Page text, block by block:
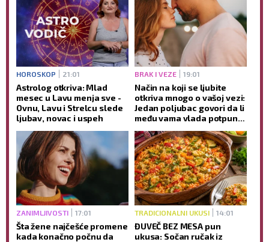
HOROSKOP 21:01
Astrolog otkriva: Mlad
mesec u Lavu menja sve -
Ovnu, Lavu i Strelcu slede
ljubav, novac i uspeh
BRAK I VEZE 19:01
Način na koji se ljubite
otkriva mnogo o vašoj vezi:
Jedan poljubac govori da li
među vama vlada potpuno
ZANIMLJIVOSTI 17:01
Šta žene najčešće promene
kada konačno počnu da
TRADICIONALNI UKUSI 14:01
ĐUVEČ BEZ MESA pun
ukusa: Sočan ručak iz